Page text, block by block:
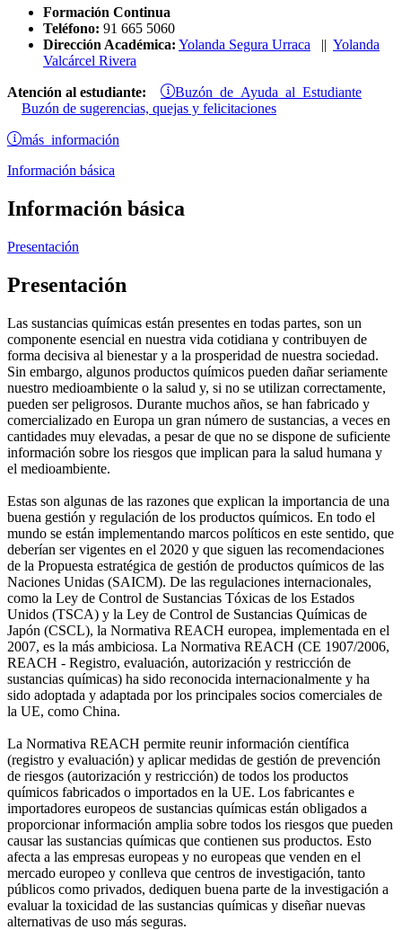
Formación Continua
Teléfono: 91 665 5060
Dirección Académica: Yolanda Segura Urraca || Yolanda
Valcárcel Rivera
Atención al estudiante: Buzón de Ayuda al Estudiante
Buzón de sugerencias, quejas y felicitaciones
más información
Información básica
Información básica
Presentación
Presentación
Las sustancias químicas están presentes en todas partes, son un
componente esencial en nuestra vida cotidiana y contribuyen de
forma decisiva al bienestar y a la prosperidad de nuestra sociedad.
Sin embargo, algunos productos químicos pueden dañar seriamente
nuestro medioambiente o la salud y, si no se utilizan correctamente,
pueden ser peligrosos. Durante muchos años, se han fabricado y
comercializado en Europa un gran número de sustancias, a veces en
cantidades muy elevadas, a pesar de que no se dispone de suficiente
información sobre los riesgos que implican para la salud humana y
el medioambiente.
Estas son algunas de las razones que explican la importancia de una
buena gestión y regulación de los productos químicos. En todo el
mundo se están implementando marcos políticos en este sentido, que
deberían ser vigentes en el 2020 y que siguen las recomendaciones
de la Propuesta estratégica de gestión de productos químicos de las
Naciones Unidas (SAICM). De las regulaciones internacionales,
como la Ley de Control de Sustancias Tóxicas de los Estados
Unidos (TSCA) y la Ley de Control de Sustancias Químicas de
Japón (CSCL), la Normativa REACH europea, implementada en el
2007, es la más ambiciosa. La Normativa REACH (CE 1907/2006,
REACH - Registro, evaluación, autorización y restricción de
sustancias químicas) ha sido reconocida internacionalmente y ha
sido adoptada y adaptada por los principales socios comerciales de
la UE, como China.
La Normativa REACH permite reunir información científica
(registro y evaluación) y aplicar medidas de gestión de prevención
de riesgos (autorización y restricción) de todos los productos
químicos fabricados o importados en la UE. Los fabricantes e
importadores europeos de sustancias químicas están obligados a
proporcionar información amplia sobre todos los riesgos que pueden
causar las sustancias químicas que contienen sus productos. Esto
afecta a las empresas europeas y no europeas que venden en el
mercado europeo y conlleva que centros de investigación, tanto
públicos como privados, dediquen buena parte de la investigación a
evaluar la toxicidad de las sustancias químicas y diseñar nuevas
alternativas de uso más seguras.